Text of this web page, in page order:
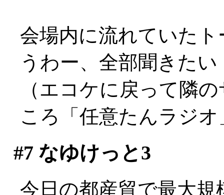
会場内に流れていた
うわー、全部聞きたい
（エコケに戻って隣
ころ「任意たんラジ
#7 なゆけっと3
今日の都産貿で最大